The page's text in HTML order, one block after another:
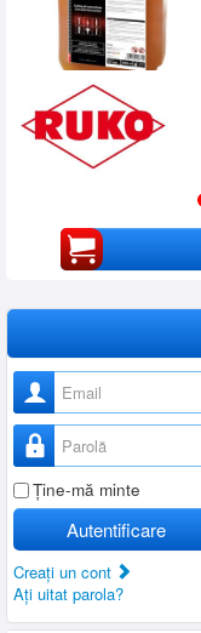
Nume utilizator
Parolă
Ţine-mă minte
Autentificare
Creaţi un cont
Aţi uitat parola?